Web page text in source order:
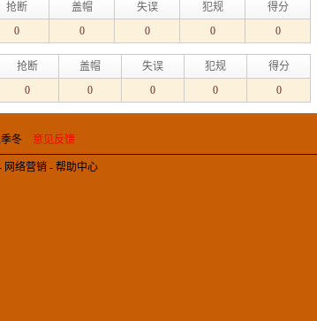
抢断 盖帽 失误 犯规
得分
0 0 0 0 0
抢断 盖帽 失误 犯规
得分
0 0 0 0 0
季冬 意见反馈
网络营销 - 帮助中心